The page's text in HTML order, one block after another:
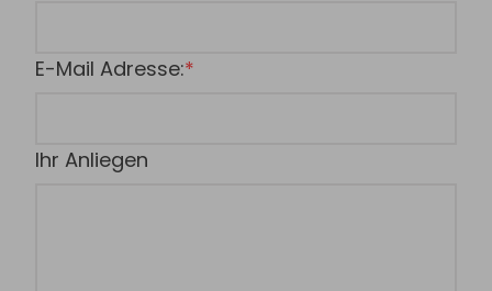
E-Mail Adresse:
Ihr Anliegen